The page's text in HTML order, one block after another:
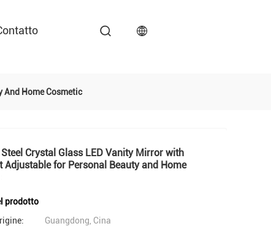
And Home Cosmetic
Crystal Glass LED Vanity Mirror with
Adjustable for Personal Beauty and Home
prodotto
Guangdong, Cina